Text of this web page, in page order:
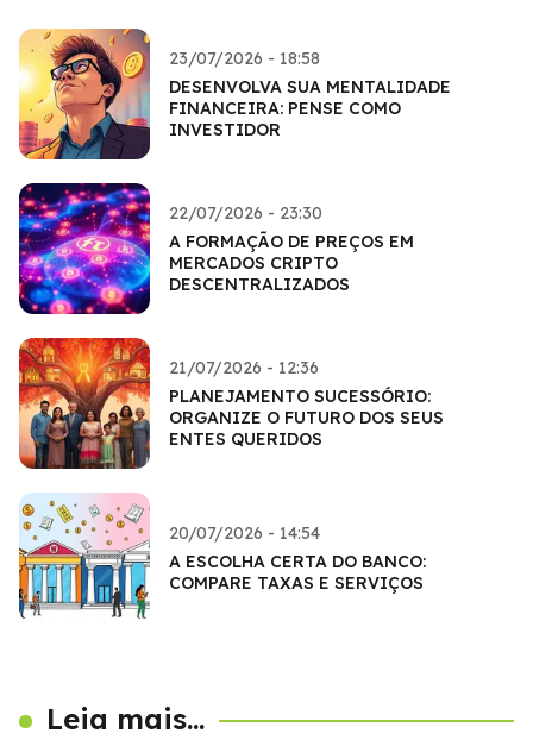
23/07/2026 - 18:58
DESENVOLVA SUA MENTALIDADE
FINANCEIRA: PENSE COMO
INVESTIDOR
22/07/2026 - 23:30
A FORMAÇÃO DE PREÇOS EM
MERCADOS CRIPTO
DESCENTRALIZADOS
21/07/2026 - 12:36
PLANEJAMENTO SUCESSÓRIO:
ORGANIZE O FUTURO DOS SEUS
ENTES QUERIDOS
20/07/2026 - 14:54
A ESCOLHA CERTA DO BANCO:
COMPARE TAXAS E SERVIÇOS
Leia mais...